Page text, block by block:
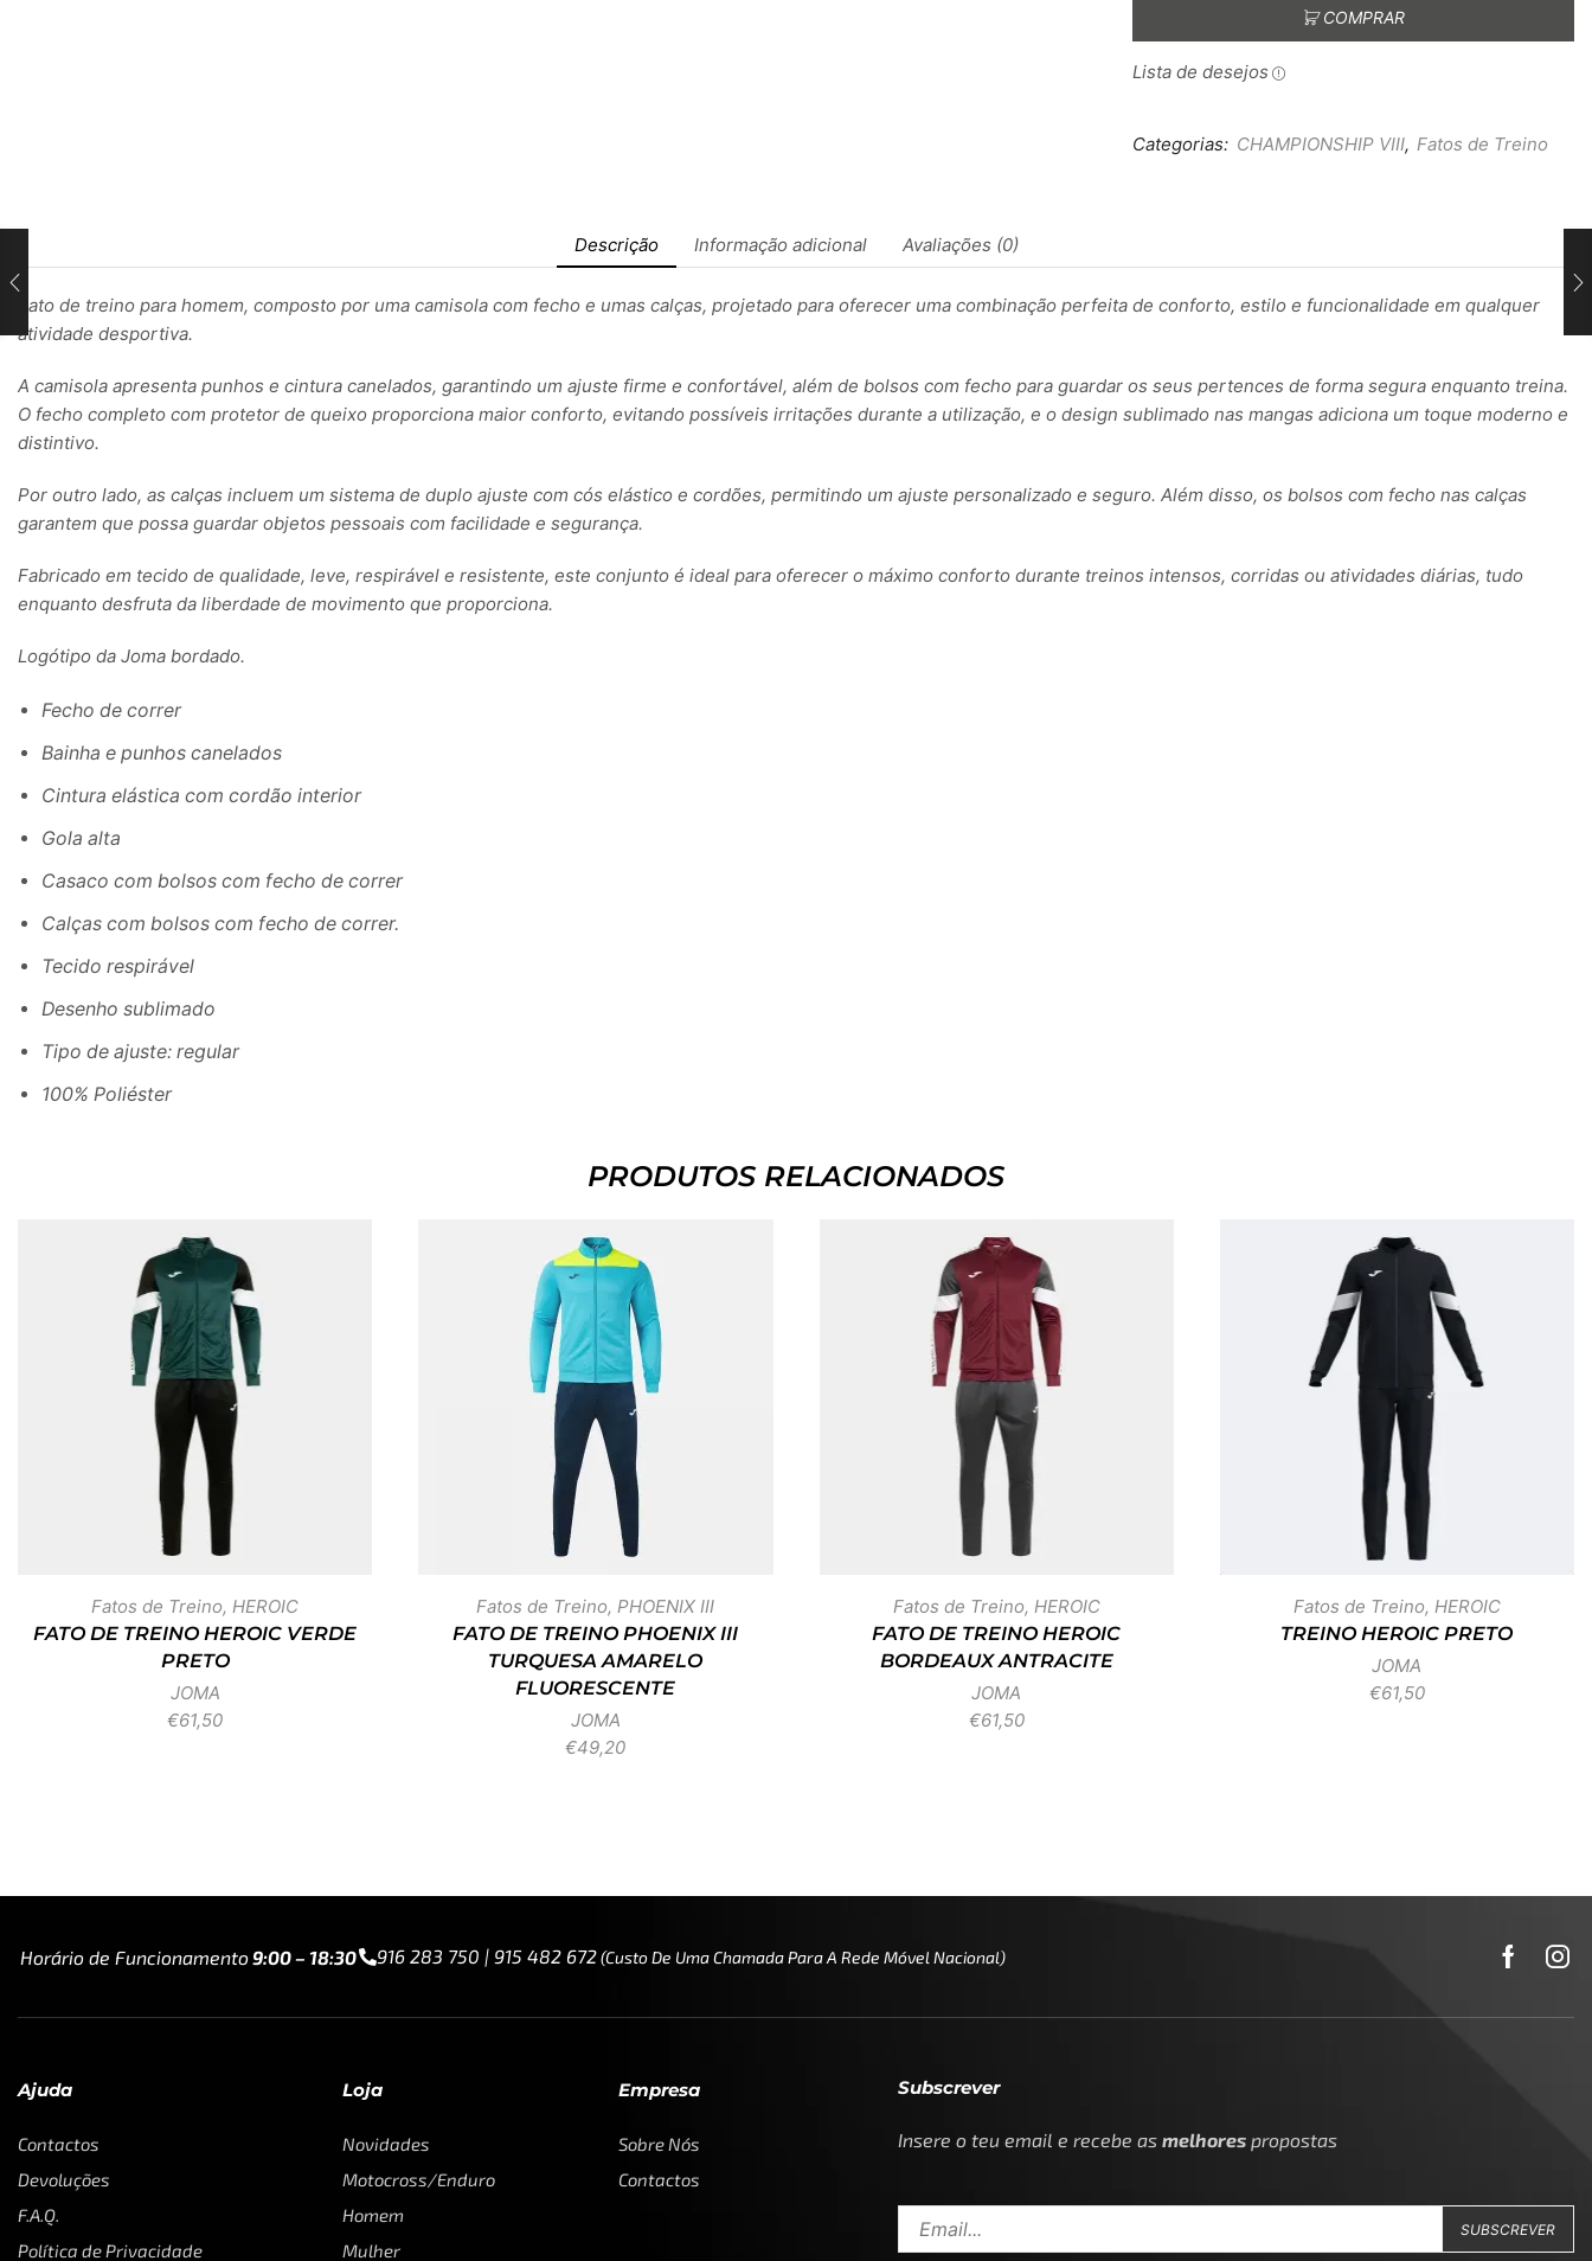
COMPRAR
Lista de desejos
Categorias: CHAMPIONSHIP VIII, Fatos de Treino
Descrição Informação adicional Avaliações (0)
Fato de treino para homem, composto por uma camisola com fecho e umas calças, projetado para oferecer uma combinação perfeita de conforto, estilo e funcionalidade em qualquer
atividade desportiva.
A camisola apresenta punhos e cintura canelados, garantindo um ajuste firme e confortável, além de bolsos com fecho para guardar os seus pertences de forma segura enquanto treina.
O fecho completo com protetor de queixo proporciona maior conforto, evitando possíveis irritações durante a utilização, e o design sublimado nas mangas adiciona um toque moderno e
distintivo.
Por outro lado, as calças incluem um sistema de duplo ajuste com cós elástico e cordões, permitindo um ajuste personalizado e seguro. Além disso, os bolsos com fecho nas calças
garantem que possa guardar objetos pessoais com facilidade e segurança.
Fabricado em tecido de qualidade, leve, respirável e resistente, este conjunto é ideal para oferecer o máximo conforto durante treinos intensos, corridas ou atividades diárias, tudo
enquanto desfruta da liberdade de movimento que proporciona.
Logótipo da Joma bordado.
Fecho de correr
Bainha e punhos canelados
Cintura elástica com cordão interior
Gola alta
Casaco com bolsos com fecho de correr
Calças com bolsos com fecho de correr.
Tecido respirável
Desenho sublimado
Tipo de ajuste: regular
100% Poliéster
PRODUTOS RELACIONADOS
Fatos de Treino, HEROIC
FATO DE TREINO HEROIC VERDE
PRETO
JOMA
€61,50
Fatos de Treino, PHOENIX III
FATO DE TREINO PHOENIX III
TURQUESA AMARELO
FLUORESCENTE
JOMA
€49,20
Fatos de Treino, HEROIC
FATO DE TREINO HEROIC
BORDEAUX ANTRACITE
JOMA
€61,50
Fatos de Treino, HEROIC
TREINO HEROIC PRETO
JOMA
€61,50
Horário de Funcionamento9:00 – 18:30 916 283 750 | 915 482 672(custo De Uma Chamada Para A Rede Móvel Nacional)
Ajuda
Contactos
Devoluções
F.A.Q.
Política de Privacidade
Loja
Novidades
Motocross/Enduro
Homem
Mulher
Empresa
Sobre Nós
Contactos
Subscrever
Insere o teu email e recebe asmelhores propostas